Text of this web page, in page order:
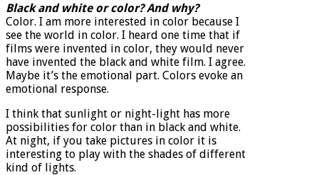
Black and white or color? And why?
Color. I am more interested in color because I
see the world in color. I heard one time that if
films were invented in color, they would never
have invented the black and white film. I agree.
Maybe it’s the emotional part. Colors evoke an
emotional response.
I think that sunlight or night-light has more
possibilities for color than in black and white.
At night, if you take pictures in color it is
interesting to play with the shades of different
kind of lights.